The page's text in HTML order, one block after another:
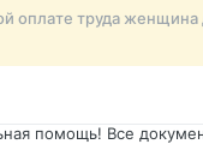
оплате труда
форума?т из э
помощь! Все